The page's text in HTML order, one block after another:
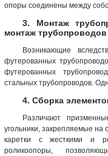
опоры соединены между
3. Монтаж
монтаж
Возникающие
футерованных
футерованных
стальных трубопроводов.
4. Сборка
Различают
угольники, закрепляемые
каретки с жесткими и
роликоопоры,